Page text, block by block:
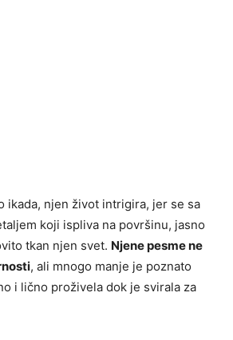
ikada, njen život intrigira, jer se sa
koji ispliva na površinu, jasno
tkan njen svet. Njene pesme ne
, ali mnogo manje je poznato
i lično proživela dok je svirala za